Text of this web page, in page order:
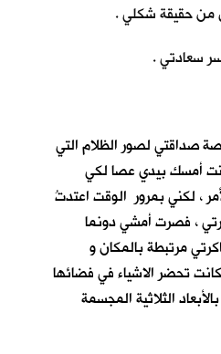
من حقيقة شكلي .
سعادتي .
صداقتي لصور الظلام التي
أمسك بيدي عصا لكي
، لكني بمرور الوقت اعتدتُ
، فصرت أمشي دونما
مرتبطة بالمكان و
تحضر الاشياء في فضائها
الثلاثية المجسمة